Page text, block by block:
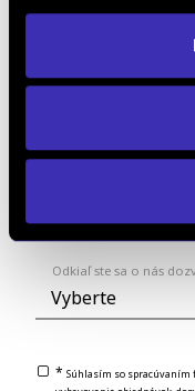
Mám záujem o
Poznámka:
Odkiaľ ste sa o nás
* Súhlasím so